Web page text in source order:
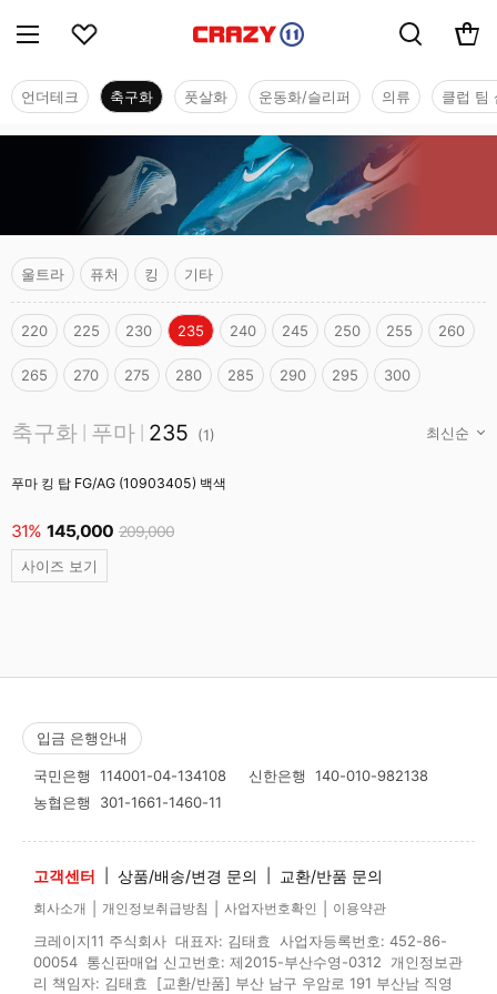
언더테크 축구화 풋살화 운동화/슬리퍼 의류 클럽 팀
울트라 퓨처 킹 기타
220 225 230 235 240 245 250 255 260
265 270 275 280 285 290 295 300
축구화 푸마 235 (1)
푸마 킹 탑 FG/AG (10903405) 백색
31% 145,000 209,000
사이즈 보기
입금 은행안내
국민은행 114001-04-134108 신한은행 140-010-982138
농협은행 301-1661-1460-11
고객센터 상품/배송/변경 문의 교환/반품 문의
회사소개 개인정보취급방침 사업자번호확인 이용약관
크레이지11 주식회사 대표자: 김태효 사업자등록번호: 452-86-
00054 통신판매업 신고번호: 제2015-부산수영-0312 개인정보관
리 책임자: 김태효 [교환/반품] 부산 남구 우암로 191 부산남 직영